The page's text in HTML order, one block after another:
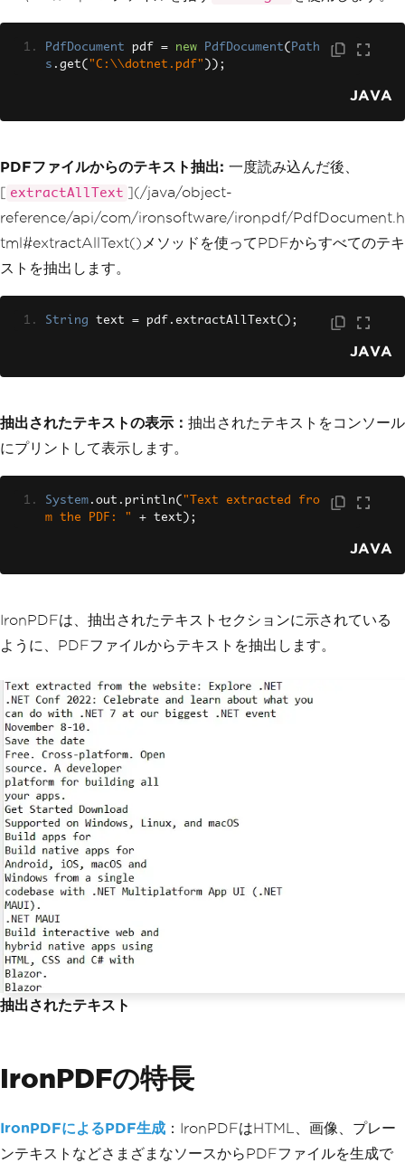
PdfDocument pdf = new PdfDocument( Path
s . get( "C:\\dotnet.pdf" ));
JAVA
PDFファイルからのテキスト抽出: 一度読み込んだ後、
[ extractAllText ](/java/object-
reference/api/com/ironsoftware/ironpdf/PdfDocument.h
tml#extractAllText()メソッドを使ってPDFからすべてのテキ
ストを抽出します。
String text = pdf . extractAllText();
JAVA
抽出されたテキストの表示： 抽出されたテキストをコンソール
にプリントして表示します。
System . out . println( "Text extracted fro
m the PDF: "
+ text );
JAVA
IronPDFは、抽出されたテキストセクションに示されている
ように、PDFファイルからテキストを抽出します。
抽出されたテキスト
IronPDFの特長
IronPDFによるPDF生成 ：IronPDFはHTML、画像、プレー
ンテキストなどさまざまなソースからPDFファイルを生成で